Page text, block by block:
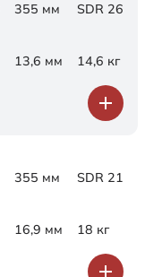
355 мм SDR 26
13,6 мм 14,6 кг
355 мм SDR 21
16,9 мм 18 кг